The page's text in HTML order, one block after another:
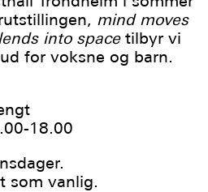
mind moves
into spacetilbyr vi
for voksne og barn.
18.00
som vanlig.